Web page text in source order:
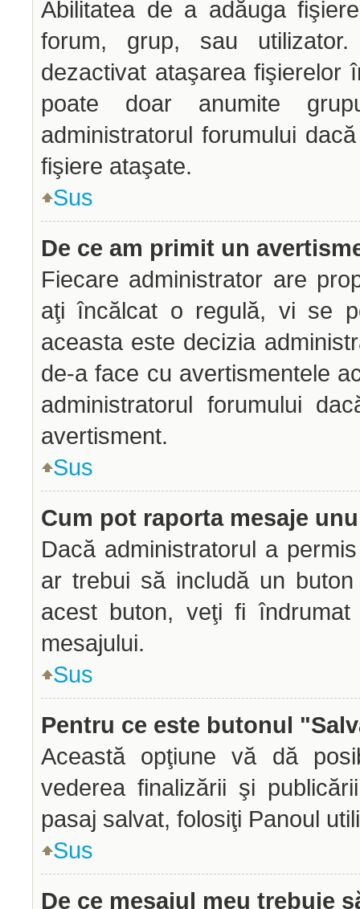
Abilitatea de a adăuga
forum, grup, sau
dezactivat ataşarea
poate doar anumite
administratorul forumului
fişiere ataşate.
Sus
De ce am primit un
Fiecare administrator are
aţi încălcat o regulă, vi se
aceasta este decizia
de-a face cu avertismentele
administratorul forumului
avertisment.
Sus
Cum pot raporta mesaje
Dacă administratorul a
ar trebui să includă un
acest buton, veţi fi
mesajului.
Sus
Pentru ce este butonul
Această opţiune vă dă
vederea finalizării şi
pasaj salvat, folosiţi Panoul
Sus
De ce mesajul meu trebuie